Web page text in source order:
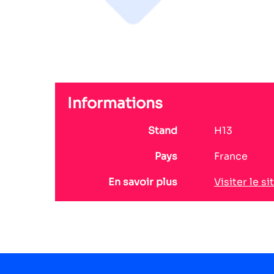
Informations
Stand
H13
Pays
France
En savoir plus
Visiter le